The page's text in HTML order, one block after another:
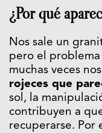
¿Por qué
Nos sale un
pero el
muchas veces
rojeces que
sol, la
contribuyen a
recuperarse. Por